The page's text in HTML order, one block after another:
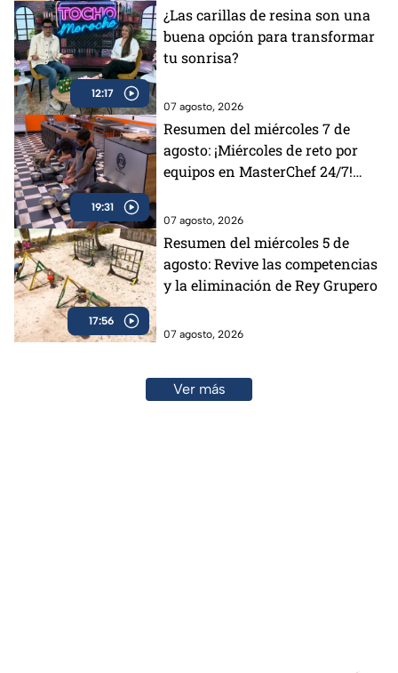
12:17
¿Las carillas de resina son una
buena opción para transformar
tu sonrisa?
07 agosto, 2026
19:31
Resumen del miércoles 7 de
agosto: ¡Miércoles de reto por
equipos en MasterChef 24/7!
desafíos del día
07 agosto, 2026
17:56
Resumen del miércoles 5 de
agosto: Revive las competencias
y la eliminación de Rey Grupero
07 agosto, 2026
Ver más